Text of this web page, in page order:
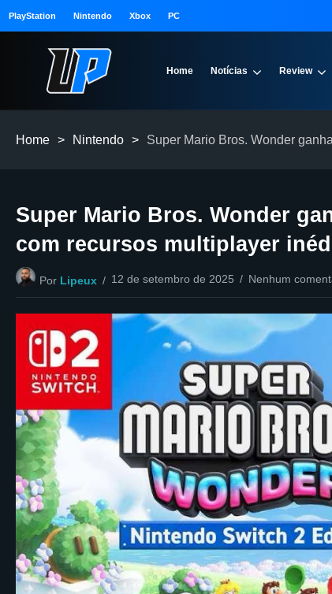
PlayStation Nintendo Xbox PC
Home Notícias Review
Home > Nintendo > Super Mario Bros. Wonder
Super Mario Bros. Wonder
com recursos multiplayer
Por Lipeux 12 de setembro de 2025 Nenhum